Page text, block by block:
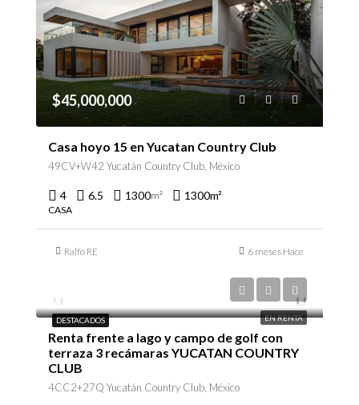
$45,000,000
Casa hoyo 15 en Yucatan Country Club
49CV+W42 Yucatán Country Club, México
4 6.5 1300m² 1300m²
CASA
Ralfo RE 6 meses Hace
DESTACADOS EN RENTA
Renta frente a lago y campo de golf con
terraza 3 recámaras YUCATAN COUNTRY
CLUB
4CC2+27Q Yucatán Country Club, México